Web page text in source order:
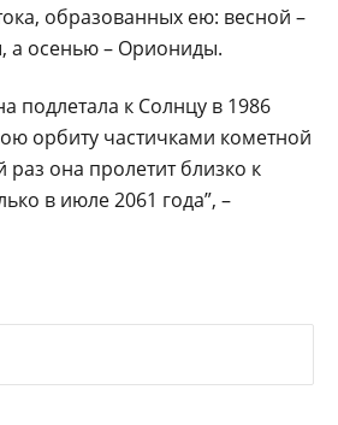
образованных ею: весной –
а осенью – Ориониды.
подлетала к Солнцу в 1986
орбиту частичками кометной
она пролетит близко к
в июле 2061 года”, –